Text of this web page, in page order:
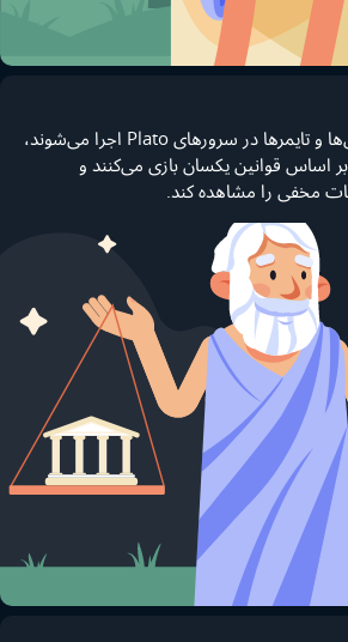
بر زدن‌ها، تقسیم‌ها، تاس‌ها و تایمرها در سرورهای Plato اجرا می‌شوند،
اساس قوانین یکسان بازی می‌کنند و
مخفی را مشاهده کند.